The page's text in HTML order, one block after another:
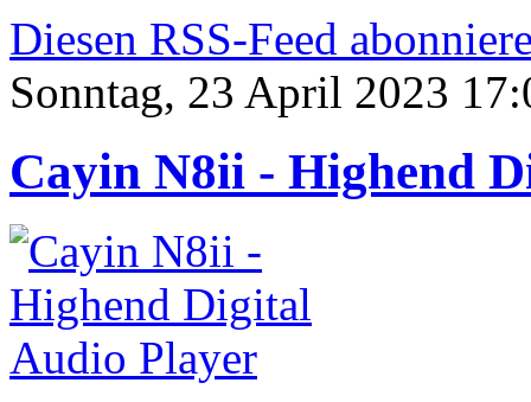
Diesen RSS-Feed
Sonntag, 23 April 2023
Cayin N8ii - Highend